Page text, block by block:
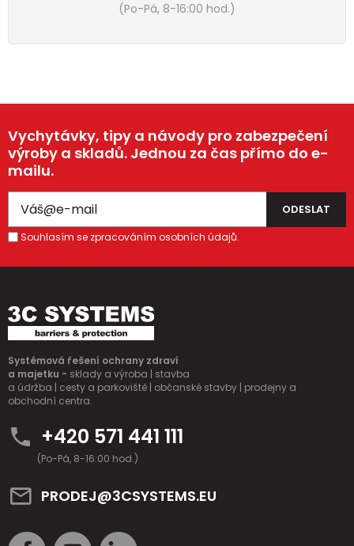
(Po-Pá, 8-16:00 hod.)
Vychytávky, tipy a návody pro zabezpečení
výroby a skladů. Jednou za čas přímo do e-
mailu.
Souhlasím se zpracováním osobních údajů.
Systémová řešení ochrany zdraví
a majetku - sklady a výroba | stavba
a údržba | cesty a parkoviště | občanské stavby | prodejny a
obchodní centra.
+420 571 441 111
(Po-Pá, 8-16:00 hod.)
PRODEJ@3CSYSTEMS.EU